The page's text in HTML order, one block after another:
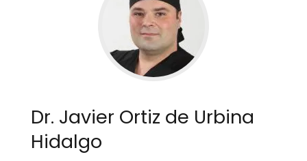
Dr. Javier Ortiz de Urbina
Hidalgo